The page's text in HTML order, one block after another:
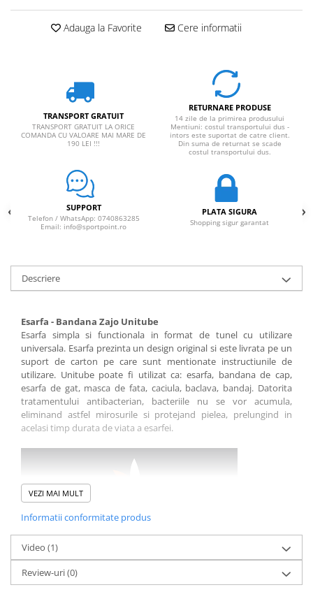
Borsete si Portofele
Accesorii
Corturi 3 persoane
Corturi 4 persoane
Corturi de familie
IMBRACAMINTE
Pantaloni
Jachete
Sosete
Imbracaminte de corp
Bandane
Manusi
Accesorii
Produse de Intretinere
Barbati
Pantaloni
Jachete
Sosete
Bandane
Imbracaminte de corp
Copii
Jachete copii
Adauga la Favorite Cere informatii
TRANSPORT GRATUIT
TRANSPORT GRATUIT LA ORICE
COMANDA CU VALOARE MAI MARE DE
190 LEI !!!
RETURNARE PRODUSE
14 zile de la primirea produsului
Mentiuni: costul transportului dus -
intors este suportat de catre client.
Din suma de returnat se scade
costul transportului dus.
SUPPORT
Telefon / WhatsApp: 0740863285
Email: info@sportpoint.ro
PLATA SIGURA
Shopping sigur garantat
Descriere
Esarfa - Bandana Zajo Unitube
Esarfa simpla si functionala in format de tunel cu utilizare
universala. Esarfa prezinta un design original si este livrata pe un
suport de carton pe care sunt mentionate instructiunile de
utilizare. Unitube poate fi utilizat ca: esarfa, bandana de cap,
esarfa de gat, masca de fata, caciula, baclava, bandaj. Datorita
tratamentului antibacterian, bacteriile nu se vor acumula,
eliminand astfel mirosurile si protejand pielea, prelungind in
acelasi timp durata de viata a esarfei.
Caracteristici:
model: unisex
VEZI MAI MULT
Informatii conformitate produs
Video (1)
Review-uri(0)